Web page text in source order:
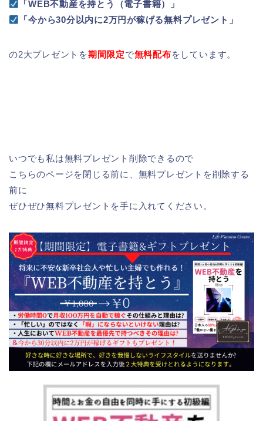
「WEB不動産を持とう（電子書籍）」
「今から30分以内に2万円が稼げる無料プレゼント」
の2大プレゼントを期間限定で無料配布をしています。
いつでも私は無料プレゼント削除できるので
こちらのページを閉じる前に、無料プレゼントを削除する
前に
ぜひぜひ無料プレゼントを手に入れてください。